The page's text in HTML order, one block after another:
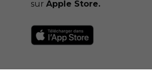
sur Apple Store.